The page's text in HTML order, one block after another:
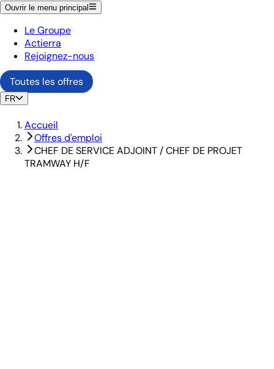
Ouvrir le menu principal
Le Groupe
Actierra
Rejoignez-nous
Toutes les offres
FR
Accueil
Offres d'emploi
CHEF DE SERVICE ADJOINT / CHEF DE PROJET
TRAMWAY H/F